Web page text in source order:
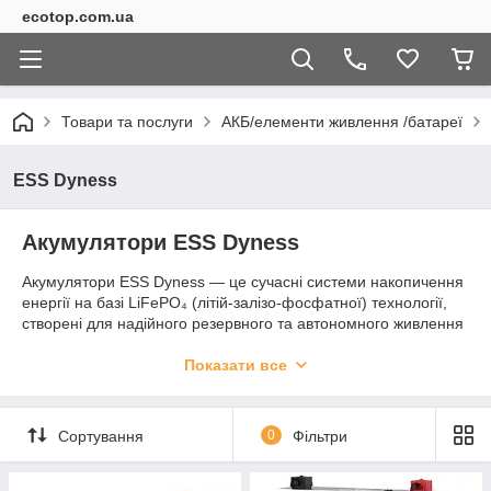
ecotop.com.ua
Товари та послуги АКБ/елементи живлення /батареї
ESS Dyness
Акумулятори ESS Dyness
Акумулятори ESS Dyness — це сучасні системи накопичення
енергії на базі LiFePO₄ (літій-залізо-фосфатної) технології,
створені для надійного резервного та автономного живлення
промислових об’єктів. Продукція Dyness поєднує високу
керування енергоспоживанням.
Бренд Dyness є одним із світових виробників систем
використовується у гібридних та автономних сонячних
Показати все
Сортування 0 Фільтри